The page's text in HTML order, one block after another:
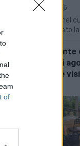
of
7 Agosto 2026
Casaprota, nel
12 e 13 agosto
Sacro
venerdì di
Colonne e